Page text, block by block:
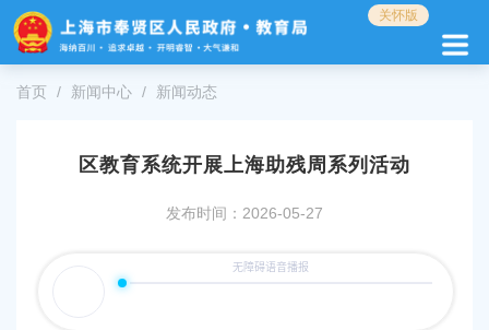
障
关怀版
首页 新闻中心 新闻动态
区教育系统开展上海助残周系列活动
发布时间：2026-05-27